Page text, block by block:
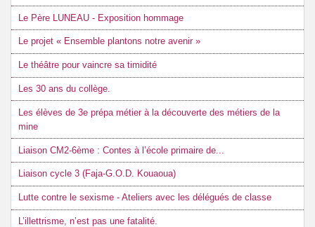
Le Père LUNEAU - Exposition hommage
Le projet « Ensemble plantons notre avenir »
Le théâtre pour vaincre sa timidité
Les 30 ans du collège.
Les élèves de 3e prépa métier à la découverte des métiers de la
mine
Liaison CM2-6ème : Contes à l’école primaire de...
Liaison cycle 3 (Faja-G.O.D. Kouaoua)
Lutte contre le sexisme - Ateliers avec les délégués de classe
L’illettrisme, n’est pas une fatalité.